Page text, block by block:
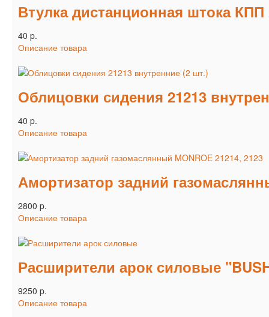
Втулка дистанционная штока КПП
40 p.
Описание товара
Облицовки сидения 21213
40 p.
Описание товара
Амортизатор задний
2800 p.
Описание товара
Расширители арок силовые
9250 p.
Описание товара